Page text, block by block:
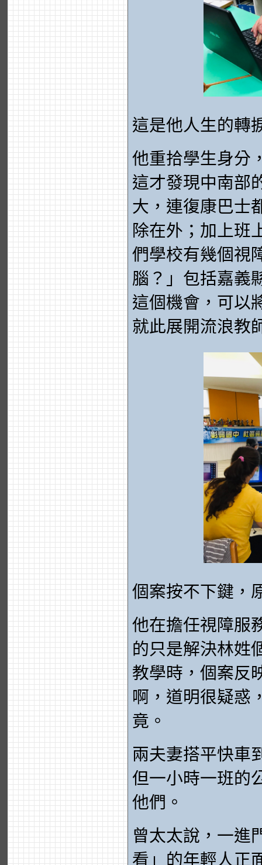
這是他人生的轉
他重拾學生身分
這才發現中南部
大，連復康巴士
除在外；加上班
們學校有幾個視
腦？」包括嘉義
這個機會，可以
就此展開流浪教
個案按不下鍵，
他在擔任視障服
的只是解決林姓
教學時，個案反
啊，道明很疑惑
竟。
兩夫妻搭平快車
但一小時一班的
他們。
曾太太說，一進
看」的年輕人正